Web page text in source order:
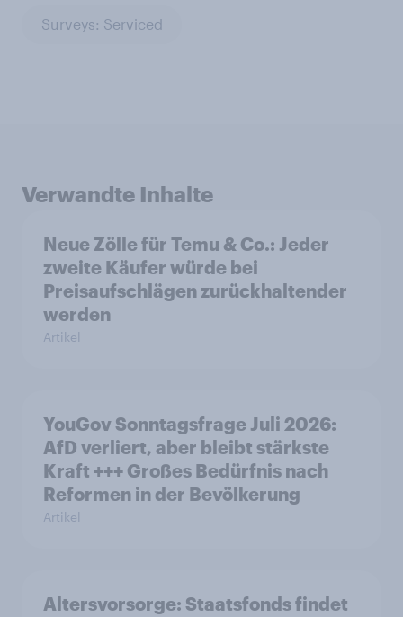
Surveys: Serviced
Verwandte Inhalte
Neue Zölle für Temu & Co.: Jeder
zweite Käufer würde bei
Preisaufschlägen zurückhaltender
werden
Artikel
YouGov Sonntagsfrage Juli 2026:
AfD verliert, aber bleibt stärkste
Kraft +++ Großes Bedürfnis nach
Reformen in der Bevölkerung
Artikel
Altersvorsorge: Staatsfonds findet